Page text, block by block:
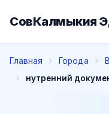
СовКалмыкия
Главная Города
нутренний